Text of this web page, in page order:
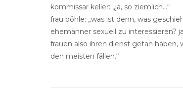
kommissar keller: „ja, so ziemlich…“
frau böhle: „was ist denn, was
ehemänner sexuell zu interessieren?
frauen also ihren dienst getan haben,
den meisten fällen.“